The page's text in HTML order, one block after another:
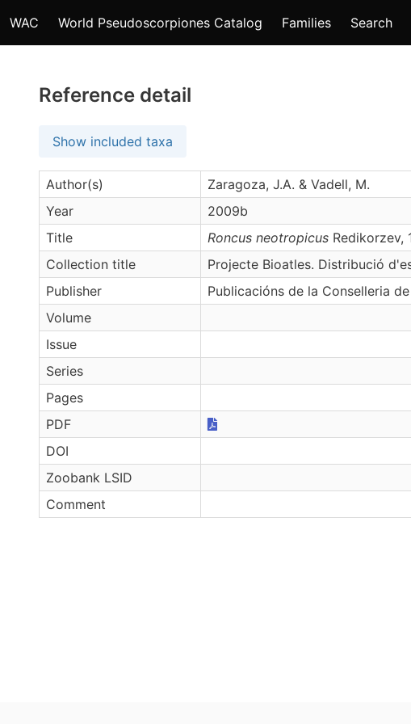
WAC World Pseudoscorpiones Catalog Families Search
Reference detail
Show included taxa
Author(s)
Zaragoza, J.A. & Vadell, M.
Year
2009b
Title
Roncus neotropicus Redikorzev,
Collection title
Projecte Bioatles. Distribució
Publisher
Publicacións de la Conselleria
Volume
Issue
Series
Pages
PDF
DOI
Zoobank LSID
Comment